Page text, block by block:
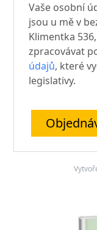
Vaše osobní
jsou u mě v
Klimentka
zpracovávat
údajů, které
legislativy.